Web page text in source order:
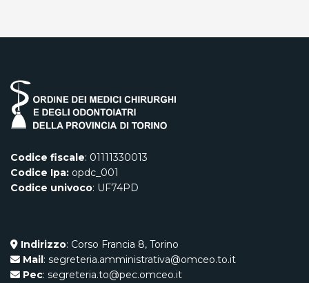
Codice fiscale: 01111330013
Codice Ipa: opdc_001
Codice univoco: UF74PD
Indirizzo: Corso Francia 8, Torino
Mail: segreteria.amministrativa@omceo.to.it
Pec: segreteria.to@pec.omceo.it